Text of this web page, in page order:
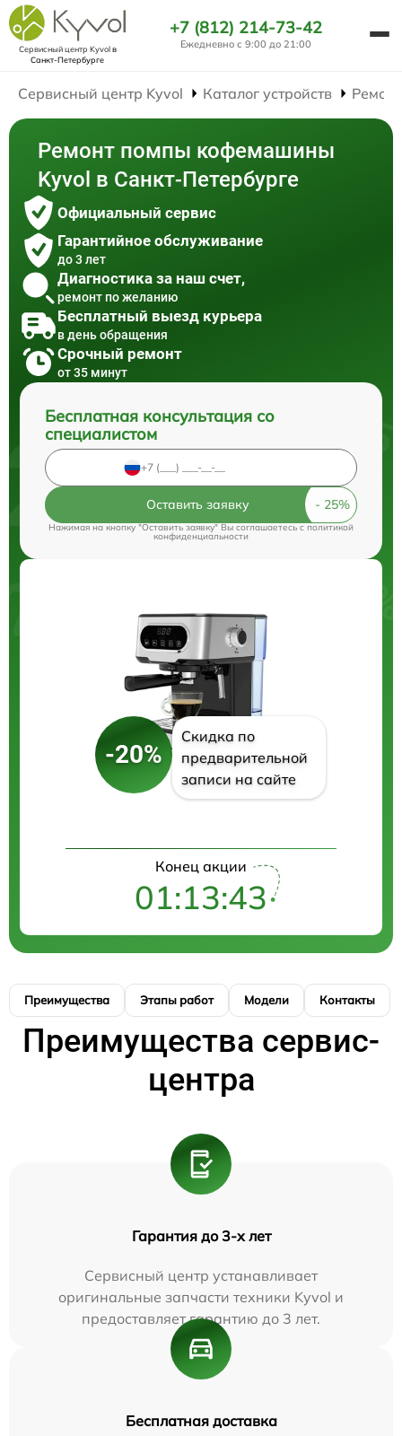
Сервисный центр Kyvolв
Санкт-Петербурге
+7 (812) 214-73-42
Ежедневно с 9:00 до 21:00
Сервисный центр Kyvol Каталог устройств
Ремонт помпы кофемашины
Kyvol в Санкт-Петербурге
Официальный сервис
Гарантийное обслуживание
до 3 лет
Диагностика за наш счет,
ремонт по желанию
Бесплатный выезд курьера
в день обращения
Срочный ремонт
от 35 минут
Бесплатная консультация со
специалистом
Оставить заявку
Нажимая на кнопку "Оставить заявку" Вы соглашаетесь cполитикой
конфиденциальности
-20%
Скидка по
предварительной
записи на сайте
Конец акции
01:13:42
Преимущества Этапы работ Модели Контакты
Преимущества сервис-
центра
Гарантия до 3-х лет
Сервисный центр устанавливает
оригинальные запчасти техники Kyvol и
предоставляет гарантию до 3 лет.
Бесплатная доставка